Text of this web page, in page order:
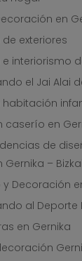
en
exteriores
interiorismo
el Jai Alai
caserío en
de
Gernika –
Decoración
al Deporte
en Gernika